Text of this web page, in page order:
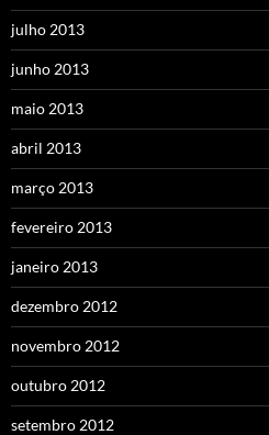
julho 2013
junho 2013
maio 2013
abril 2013
março 2013
fevereiro 2013
janeiro 2013
dezembro 2012
novembro 2012
outubro 2012
setembro 2012